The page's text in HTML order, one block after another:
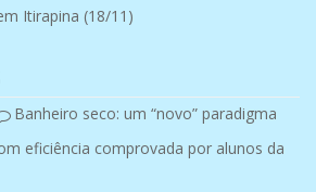
Itirapina (18/11)
Banheiro seco: um “novo” paradigma
eficiência comprovada por alunos da